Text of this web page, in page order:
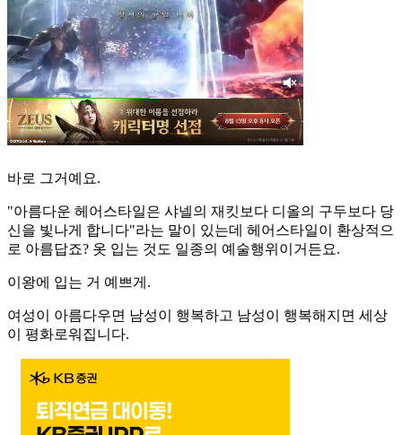
바로 그거예요.
"아름다운 헤어스타일은 샤넬의 재킷보다 디올의 구두보다 당
신을 빛나게 합니다"라는 말이 있는데 헤어스타일이 환상적으
로 아름답죠? 옷 입는 것도 일종의 예술행위이거든요.
이왕에 입는 거 예쁘게.
여성이 아름다우면 남성이 행복하고 남성이 행복해지면 세상
이 평화로워집니다.